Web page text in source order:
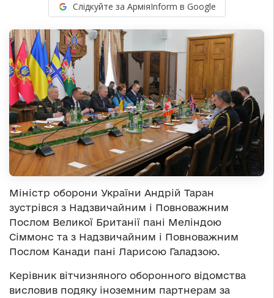
Слідкуйте за АрміяInform в Google
Міністр оборони України Андрій Таран
зустрівся з Надзвичайним і Повноважним
Послом Великої Британії пані Меліндою
Сіммонс та з Надзвичайним і Повноважним
Послом Канади пані Ларисою Галадзою.
Керівник вітчизняного оборонного відомства
висловив подяку іноземним партнерам за